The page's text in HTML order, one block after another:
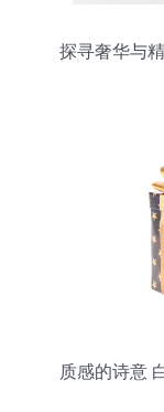
探寻奢华与
质感的诗意